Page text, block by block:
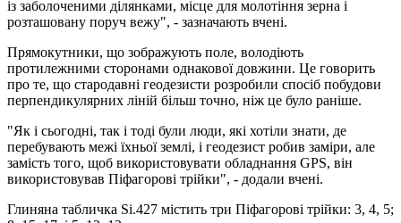
із заболоченими ділянками, місце для молотіння зерна і
розташовану поруч вежу", - зазначають вчені.
Прямокутники, що зображують поле, володіють
протилежними сторонами однакової довжини. Це говорить
про те, що стародавні геодезисти розробили спосіб побудови
перпендикулярних ліній більш точно, ніж це було раніше.
"Як і сьогодні, так і тоді були люди, які хотіли знати, де
перебувають межі їхньої землі, і геодезист робив заміри, але
замість того, щоб використовувати обладнання GPS, він
використовував Піфагорові трійки", - додали вчені.
Глиняна табличка Si.427 містить три Піфагорові трійки: 3, 4, 5;